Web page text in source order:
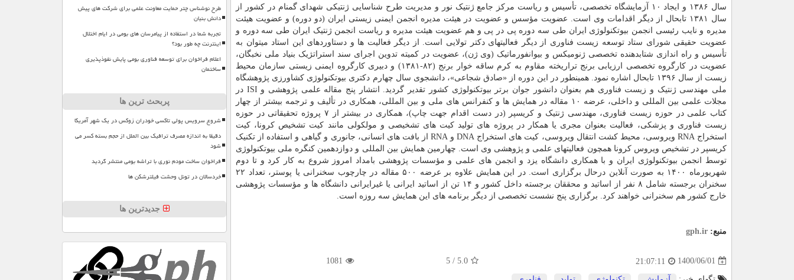
سال ۱۳۸۶ و ایجاد ۱۰ آزمایشگاه تخصصی، تأسیس و ریاست مرکز جامع ژنتیک نور و مدیریت طرح شناسایی ژنتیکی شهدای گمنام در کشور از
سال ۱۳۸۱ تابحال از دیگر اقدامات وی است. عضویت مؤسس و عضویت در هیئت مدیره انجمن ایمنی زیستی ایران (دو دوره) و عضویت هیئت
مدیره و نایب رئیسی انجمن بیوتکنولوژی ایران طی سه دوره پی در پی و هم عضویت هیئت مدیره و ریاست انجمن ژنتیک ایران طی سه دوره و
عضویت حقیقی شورای ستاد توسعه زیست فناوری از دیگر فعالیتهای دکتر تولایی است. از دیگر فعالیت ها و دستاوردهای این استاد میتوان به
تأسیس و راه اندازی شتابدهنده تخصصی ژنومیکس و بیوانفورماتیک (وی ژن)، عضویت در کمیته تدوین اجرای سند استراتژیک بنیاد ملی نخبگان،
عضویت در کارگروه تخصصی ارزیابی برنج تراریخته مقاوم به کرم ساقه خوار برنج (۸۲-۱۳۸۱) و دبیری کارگروه ایمنی زیستی سازمان محیط
زیست از سال ۱۳۹۶ تابحال اشاره نمود. همینطور در این دوره از «صادق شجاعی»، دانشجوی سال چهارم دکتری بیوتکنولوژی کشاورزی پژوهشگاه
ملی مهندسی ژنتیک و زیست فناوری هم بعنوان دانشور جوان برتر بیوتکنولوژی کشور تقدیر گردید. انتشار پنج مقاله علمی پژوهشی و ISI در
مجلات علمی بین المللی و داخلی، عرضه ۱۰ مقاله در همایش ها و کنفرانس های ملی و بین المللی، همکاری در تألیف و ترجمه بیشتر از چهار
کتاب علمی در حوزه زیست فناوری، مهندسی ژنتیک و کریسپر (در دست اقدام جهت چاپ)، همکاری در بیشتر از ۷ پروژه تحقیقاتی در حوزه
زیست فناوری و پزشکی، فعالیت بعنوان مجری یا همکار در پروژه های تولید کیت های تشخیصی و مولکولی مانند کیت تشخیص کرونا، کیت
استخراج RNA ویروسی، محیط کشت انتقال ویروسی، کیت های استخراج DNA و RNA از بافت های انسانی، جانوری و گیاهی و استفاده از تکنیک
کریسپر در تشخیص ویروس کرونا همچون فعالیتهای علمی و پژوهشی وی است. چهارمین همایش بین المللی و دوازدهمین کنگره ملی بیوتکنولوژی
توسط انجمن بیوتکنولوژی ایران و با همکاری دانشگاه یزد و انجمن های علمی و مؤسسات پژوهشی بامداد امروز شروع به کار کرد و تا دوم
شهریورماه ۱۴۰۰ به صورت آنلاین درحال برگزاری است. در این همایش علاوه بر عرضه ۵۰۰ مقاله در چارچوب سخنرانی یا پوستر، تعداد ۲۲
سخنران برجسته شامل ۸ نفر از اساتید و محققان برجسته داخل کشور و ۱۴ تن از اساتید ایرانی یا غیرایرانی دانشگاه ها و مؤسسات پژوهشی
خارج کشور هم سخنرانی خواهند کرد. برگزاری پنج نشست تخصصی از دیگر برنامه های این همایش سه روزه است.
منبع: gph.ir
1400/06/01
21:07:11
5.0
/
5
1081
طرح نوشناس چتر حمایت معاونت علمی برای شرکت های پیش
دانش بنیان
تجربه شما در استفاده از پیامرسان های بومی در ایام اختلال
اینترنت چه طور بود؟
اعلام فراخوان برای توسعه فناوری بومی پایش نفوذپذیری
ساختمان
پربحث ترین ها
شروع سرویس پولی تاکسی خودران زوکس در یک شهر آمریکا
دقیقا به اندازه مصرف ترافیک بین الملل از حجم بسته کسر می
شود
فراخوان ساخت مودم نوری با تراشه بومی منتشر گردید
خردسالان در تونل وحشت فیلترشکن ها
جدیدترین ها